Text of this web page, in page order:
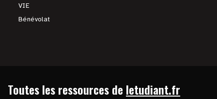
VIE
Bénévolat
Toutes les ressources de letudiant.fr